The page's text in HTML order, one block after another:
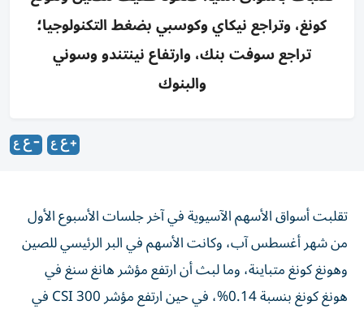
كونغ، وتراجع نيكاي وكوسبي بضغط التكنولوجيا؛
تراجع سوفت بنك، وارتفاع نينتندو وسوني
والبنوك
تقلبت أسواق الأسهم الآسيوية في آخر جلسات الأسبوع الأول
من شهر أغسطس آب، وكانت الأسهم في البر الرئيسي للصين
وهونغ كونغ متباينة، وما لبث أن ارتفع مؤشر هانغ سنغ في
هونغ كونغ بنسبة 0.14%، في حين ارتفع مؤشر CSI 300 في